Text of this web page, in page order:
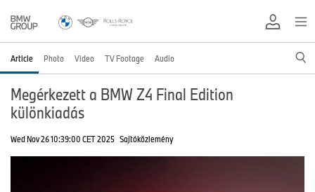
Article Photo Video TV Footage Audio
Megérkezett a BMW Z4 Final Edition
különkiadás
Wed Nov 26 10:39:00 CET 2025 Sajtóközlemény